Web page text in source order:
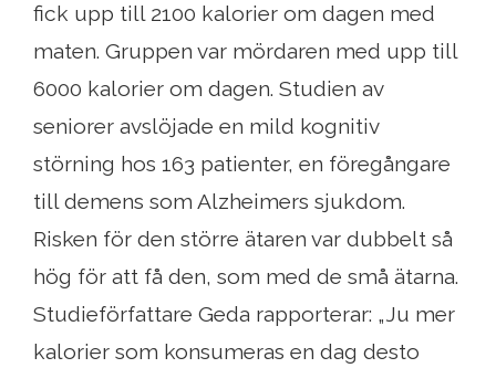
fick upp till 2100 kalorier om dagen med
maten. Gruppen var mördaren med upp till
6000 kalorier om dagen. Studien av
seniorer avslöjade en mild kognitiv
störning hos 163 patienter, en föregångare
till demens som Alzheimers sjukdom.
Risken för den större ätaren var dubbelt så
hög för att få den, som med de små ätarna.
Studieförfattare Geda rapporterar: „Ju mer
kalorier som konsumeras en dag desto